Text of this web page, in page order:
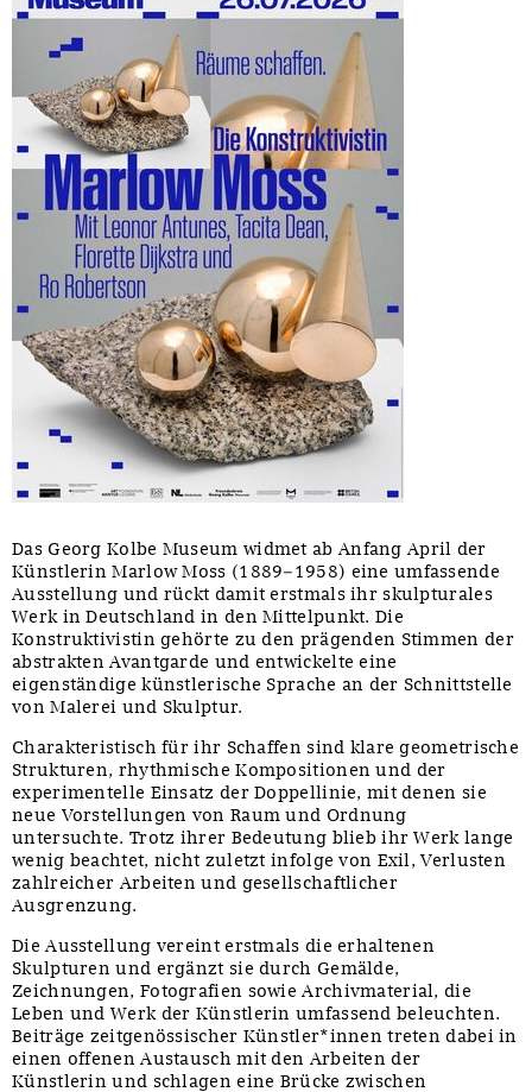
Das Georg Kolbe Museum widmet ab Anfang April der
Künstlerin Marlow Moss (1889–1958) eine umfassende
Ausstellung und rückt damit erstmals ihr skulpturales
Werk in Deutschland in den Mittelpunkt. Die
Konstruktivistin gehörte zu den prägenden Stimmen der
abstrakten Avantgarde und entwickelte eine
eigenständige künstlerische Sprache an der Schnittstelle
von Malerei und Skulptur.
Charakteristisch für ihr Schaffen sind klare geometrische
Strukturen, rhythmische Kompositionen und der
experimentelle Einsatz der Doppellinie, mit denen sie
neue Vorstellungen von Raum und Ordnung
untersuchte. Trotz ihrer Bedeutung blieb ihr Werk lange
wenig beachtet, nicht zuletzt infolge von Exil, Verlusten
zahlreicher Arbeiten und gesellschaftlicher
Ausgrenzung.
Die Ausstellung vereint erstmals die erhaltenen
Skulpturen und ergänzt sie durch Gemälde,
Zeichnungen, Fotografien sowie Archivmaterial, die
Leben und Werk der Künstlerin umfassend beleuchten.
Beiträge zeitgenössischer Künstler*innen treten dabei in
einen offenen Austausch mit den Arbeiten der
Künstlerin und schlagen eine Brücke zwischen